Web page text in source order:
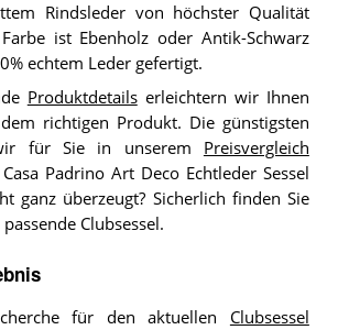
Rindsleder von höchster Qualität
ist Ebenholz oder Antik-Schwarz
echtem Leder gefertigt.
Produktdetailserleichtern wir Ihnen
richtigen Produkt. Die günstigsten
für Sie in unserem Preisvergleich
Padrino Art Deco Echtleder Sessel
ganz überzeugt? Sicherlich finden Sie
Clubsessel.
für den aktuellen Clubsessel